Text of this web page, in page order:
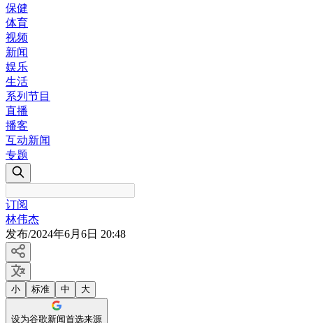
保健
体育
视频
新闻
娱乐
生活
系列节目
直播
播客
互动新闻
专题
订阅
林伟杰
发布/2024年6月6日 20:48
小 标准 中 大
设为谷歌新闻首选来源